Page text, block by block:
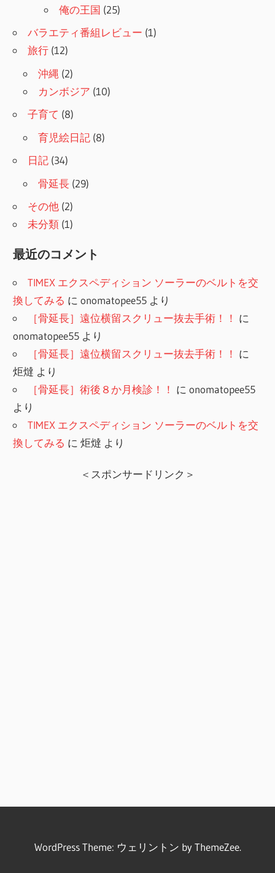
俺の王国 (25)
バラエティ番組レビュー (1)
旅行 (12)
沖縄 (2)
カンボジア (10)
子育て (8)
育児絵日記 (8)
日記 (34)
骨延長 (29)
その他 (2)
未分類 (1)
最近のコメント
TIMEX エクスペディション ソーラーのベルトを交
換してみる にonomatopee55 より
［骨延長］遠位横留スクリュー抜去手術！！ に
onomatopee55 より
［骨延長］遠位横留スクリュー抜去手術！！ に
炬燵 より
［骨延長］術後８か月検診！！ にonomatopee55
より
TIMEX エクスペディション ソーラーのベルトを交
換してみる に炬燵 より
＜スポンサードリンク＞
WordPress Theme: ウェリントン by ThemeZee.